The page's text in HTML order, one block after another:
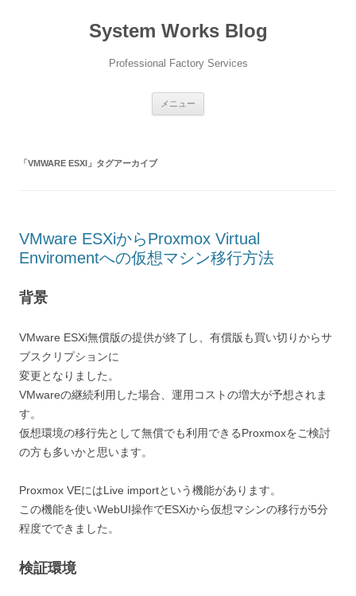
System Works Blog
Professional Factory Services
メニュー
「VMWARE ESXI 」タグアーカイブ
VMware ESXiからProxmox Virtual
Enviromentへの仮想マシン移行方法
背景
VMware ESXi無償版の提供が終了し、有償版も買い切りからサ
ブスクリプションに
変更となりました。
VMwareの継続利用した場合、運用コストの増大が予想されま
す。
仮想環境の移行先として無償でも利用できるProxmoxをご検討
の方も多いかと思います。
Proxmox VEにはLive importという機能があります。
この機能を使いWebUI操作でESXiから仮想マシンの移行が5分
程度でできました。
検証環境